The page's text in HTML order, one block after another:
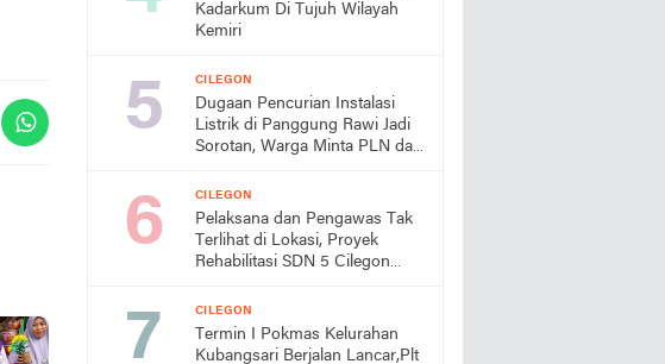
Kadarkum Di Tujuh Wilayah
Kemiri
CILEGON
Dugaan Pencurian Instalasi
Listrik di Panggung Rawi Jadi
Sorotan, Warga Minta PLN dan
CILEGON
Pelaksana dan Pengawas Tak
Terlihat di Lokasi, Proyek
Rehabilitasi SDN 5 Cilegon
Turun Tangan
CILEGON
Termin I Pokmas Kelurahan
Kubangsari Berjalan Lancar,Plt